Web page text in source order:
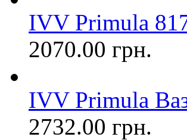
IVV Primula
2070.00 грн.
IVV Primula
2732.00 грн.